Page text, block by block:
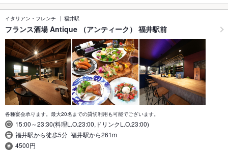
イタリアン・フレンチ 福井駅
フランス酒場 Antique （アンティーク） 福井駅前
各種宴会承ります。最大20名までの貸切利用も可能でございます。
15:00～23:30(料理L.O.23:00,ドリンクL.O.23:00)
福井駅から徒歩5分 福井駅から261m
4500円